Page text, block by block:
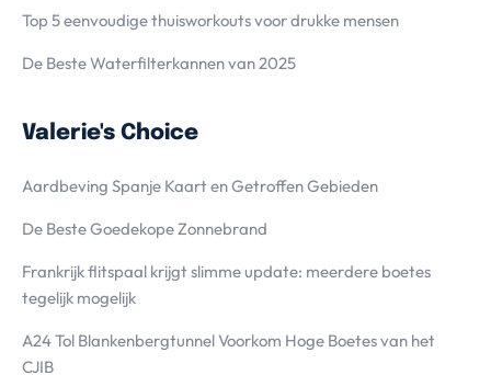
Top 5 eenvoudige thuisworkouts voor drukke mensen
De Beste Waterfilterkannen van 2025
Valerie's Choice
Aardbeving Spanje Kaart en Getroffen Gebieden
De Beste Goedekope Zonnebrand
Frankrijk flitspaal krijgt slimme update: meerdere boetes
tegelijk mogelijk
A24 Tol Blankenbergtunnel Voorkom Hoge Boetes van het
CJIB